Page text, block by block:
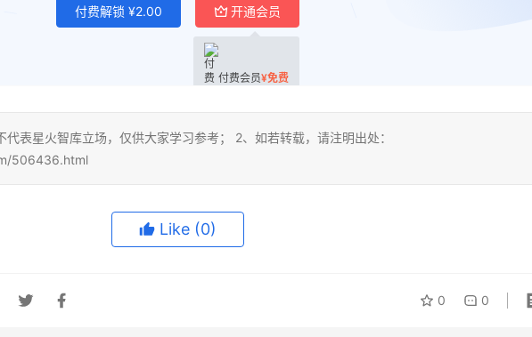
付费解锁 ¥2.00 开通会员
付费会员¥免费
表星火智库立场，仅供大家学习参考； 2、如若转载，请注明出处：
506436.html
Like (0)
0 0